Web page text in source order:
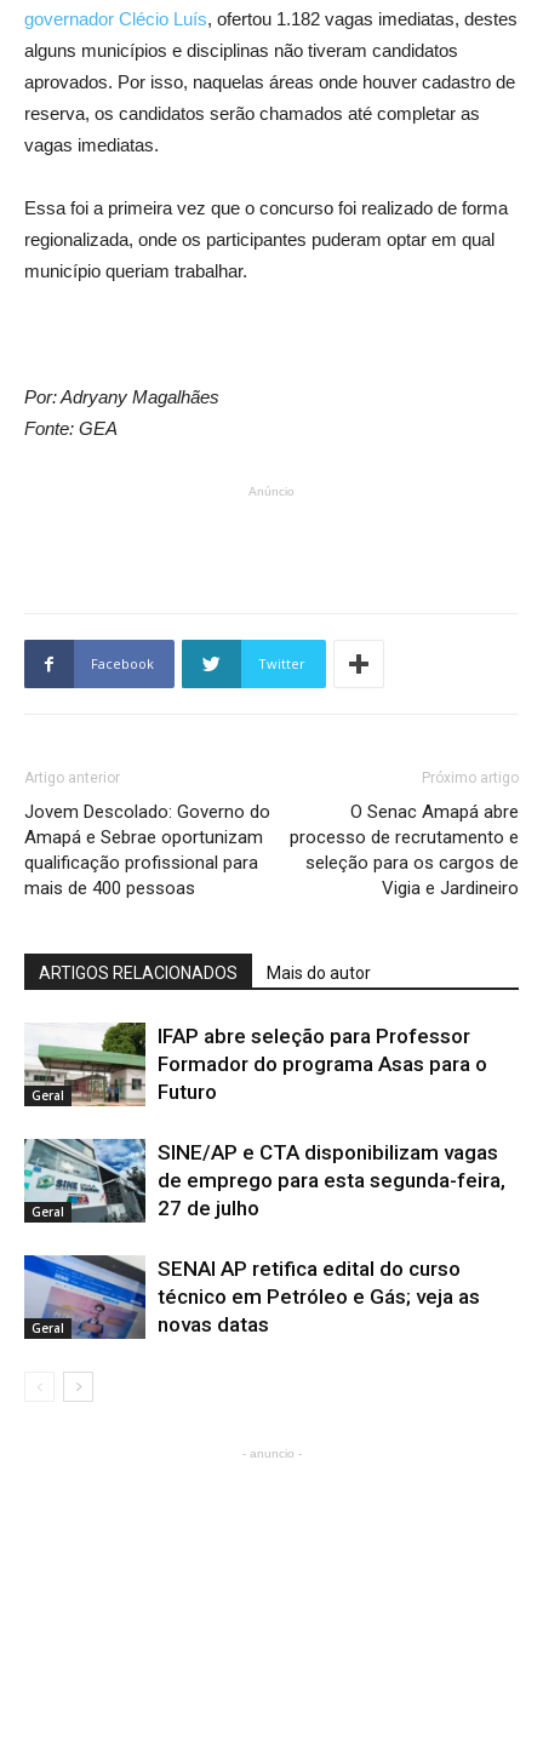
governador Clécio Luís, ofertou 1.182 vagas imediatas, destes
alguns municípios e disciplinas não tiveram candidatos
aprovados. Por isso, naquelas áreas onde houver cadastro de
reserva, os candidatos serão chamados até completar as
vagas imediatas.
Essa foi a primeira vez que o concurso foi realizado de forma
regionalizada, onde os participantes puderam optar em qual
município queriam trabalhar.
Por: Adryany Magalhães
Fonte: GEA
Anúncio
Facebook Twitter
Artigo anterior
Jovem Descolado: Governo do
Amapá e Sebrae oportunizam
qualificação profissional para
mais de 400 pessoas
Próximo artigo
O Senac Amapá abre
processo de recrutamento e
seleção para os cargos de
Vigia e Jardineiro
ARTIGOS RELACIONADOS Mais do autor
Geral
IFAP abre seleção para Professor
Formador do programa Asas para o
Futuro
Geral
SINE/AP e CTA disponibilizam vagas
de emprego para esta segunda-feira,
27 de julho
Geral
SENAI AP retifica edital do curso
técnico em Petróleo e Gás; veja as
novas datas
- anuncio -